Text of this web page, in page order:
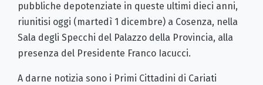
pubbliche depotenziate in queste ultimi dieci anni,
riunitisi oggi (martedì 1 dicembre) a Cosenza, nella
Sala degli Specchi del Palazzo della Provincia, alla
presenza del Presidente Franco Iacucci.
A darne notizia sono i Primi Cittadini di Cariati